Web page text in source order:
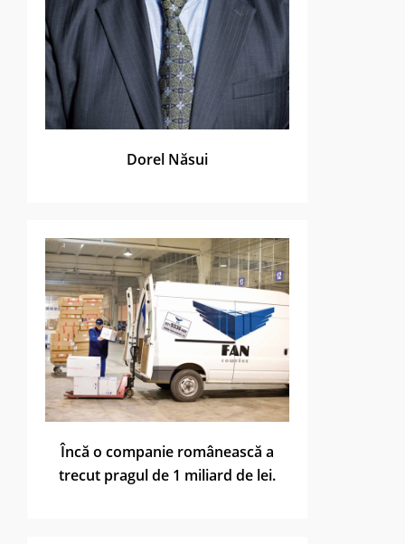
Dorel Năsui
Încă o companie românească a
trecut pragul de 1 miliard de lei.